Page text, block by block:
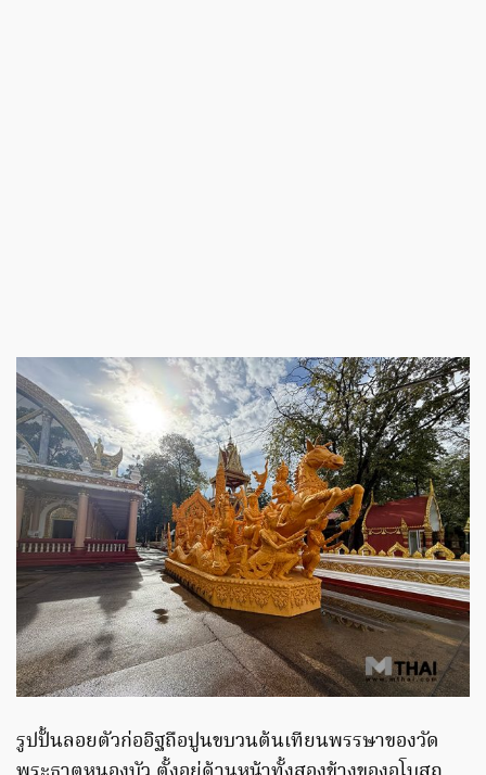
รูปปั้นลอยตัวก่ออิฐถือปูนขบวนต้นเทียนพรรษาของวัด